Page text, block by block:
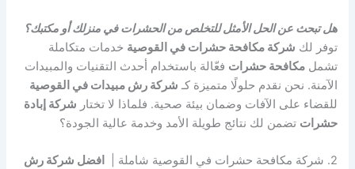
هل تبحث عن الحل الأمثل للتخلص من الحشرات في منزلك أو مكتبك؟
توفر لك شركة مكافحة حشرات في القوصية خدمات متكاملة
تشملمكافحة حشرات فعّالة باستخدام أحدث التقنيات والمبيدات
الآمنة. نحن نقدم حلولًا متميزة كـ شركة رش مبيدات في القوصية
للقضاء على الآفات وضمان بيئة صحية. فلماذا لا تختار شركة إبادة
حشرات تضمن لك نتائج طويلة الأمد وخدمة عالية الجودة؟
2. شركة مكافحة حشرات في القوصية شاملة |
افضل شركة رش